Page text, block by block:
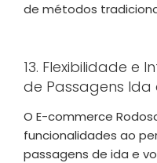
de métodos
13. Flexibilidade e
de Passagens Ida
O E-commerce
funcionalidades ao
passagens de ida e